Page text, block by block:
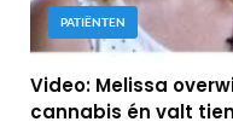
PATIËNTEN
Video: Melissa
cannabis én valt